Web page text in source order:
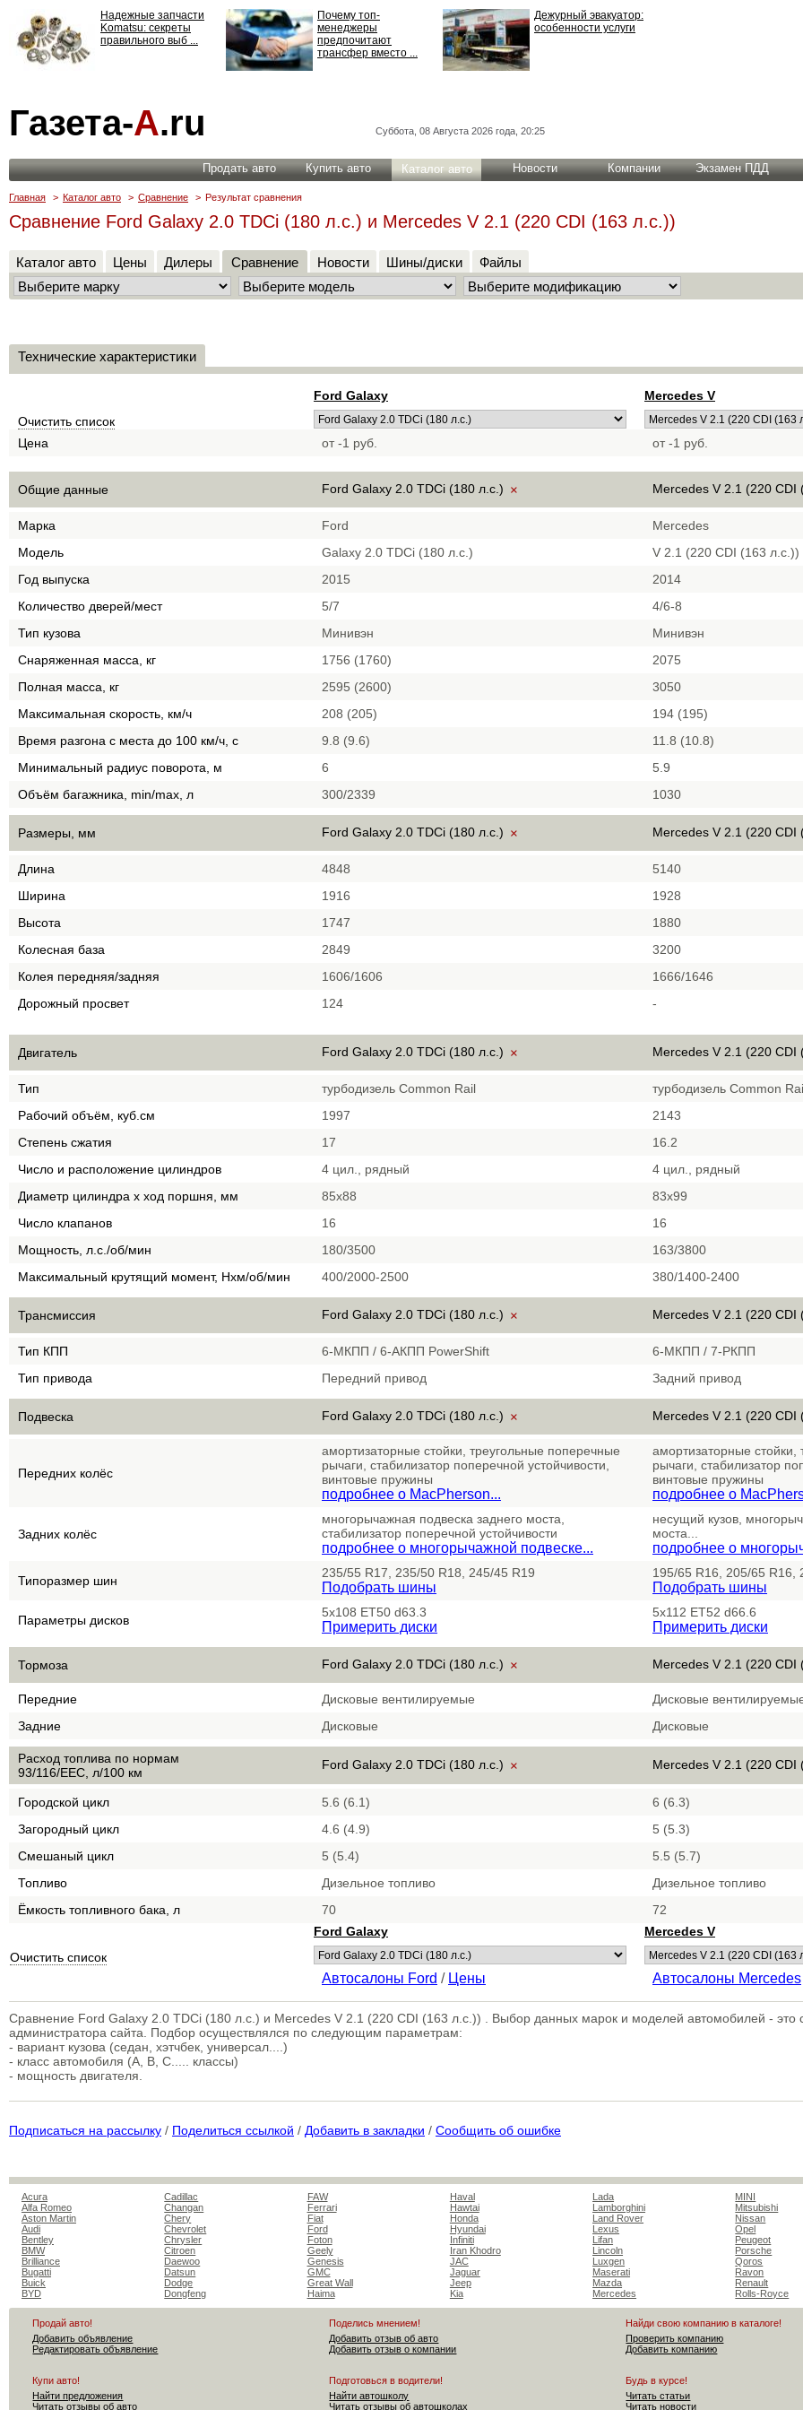
Надежные запчасти
Komatsu: секреты
правильного выб ...
Почему топ-
менеджеры
предпочитают
трансфер вместо ...
Дежурный эвакуатор:
особенности услуги
ответственности: все,
что нужно знать ...
Газета-А.ru Суббота, 08 Августа 2026 года, 20:25
Продать авто Купить авто Каталог авто Новости Компании Экзамен ПДД
Главная > Каталог авто > Сравнение > Результат сравнения
Сравнение Ford Galaxy 2.0 TDCi (180 л.с.) и Mercedes V 2.1 (220 CDI (163 л.с.))
Каталог авто Цены Дилеры Сравнение Новости Шины/диски Файлы
Технические характеристики
Очистить список
Ford Galaxy Mercedes V
Цена от -1 руб. от -1 руб.
Общие данные Ford Galaxy 2.0 TDCi (180 л.с.) × Mercedes V 2.1 (220 CDI
Марка Ford
Mercedes
Модель
Galaxy 2.0 TDCi (180 л.с.)
V 2.1 (220 CDI (163 л.с.))
Год выпуска
2015
2014
Количество дверей/мест
5/7
4/6-8
Тип кузова
Минивэн
Минивэн
Снаряженная масса, кг
1756 (1760)
2075
Полная масса, кг
2595 (2600)
3050
Максимальная скорость, км/ч
208 (205)
194 (195)
Время разгона с места до 100 км/ч, с
9.8 (9.6)
11.8 (10.8)
Минимальный радиус поворота, м
6
5.9
Объём багажника, min/max, л
300/2339 1030
Размеры, мм Ford Galaxy 2.0 TDCi (180 л.с.) × Mercedes V 2.1 (220 CDI
Длина 4848
5140
Ширина
1916
1928
Высота
1747
1880
Колесная база
2849
3200
Колея передняя/задняя
1606/1606
1666/1646
Дорожный просвет
124 -
Двигатель Ford Galaxy 2.0 TDCi (180 л.с.) × Mercedes V 2.1 (220 CDI
Тип турбодизель Common Rail
турбодизель Common
Рабочий объём, куб.см
1997
2143
Степень сжатия
17
16.2
Число и расположение цилиндров
4 цил., рядный
4 цил., рядный
Диаметр цилиндра х ход поршня, мм
85x88
83x99
Число клапанов
16
16
Мощность, л.с./об/мин
180/3500
163/3800
Максимальный крутящий момент, Нхм/об/мин
400/2000-2500 380/1400-2400
Трансмиссия Ford Galaxy 2.0 TDCi (180 л.с.) × Mercedes V 2.1 (220 CDI
Тип КПП 6-МКПП / 6-АКПП PowerShift
6-МКПП / 7-РКПП
Тип привода
Передний привод Задний привод
Подвеска Ford Galaxy 2.0 TDCi (180 л.с.) × Mercedes V 2.1 (220 CDI
Передних колёс
амортизаторные стойки, треугольные поперечные
рычаги, стабилизатор поперечной устойчивости,
винтовые пружины
подробнее о MacPherson...
амортизаторные
рычаги, стабилизатор
винтовые пружины
подробнее о
Задних колёс
многорычажная подвеска заднего моста,
стабилизатор поперечной устойчивости
подробнее о многорычажной подвеске...
несущий кузов,
моста...
подробнее о
Типоразмер шин
235/55 R17, 235/50 R18, 245/45 R19
Подобрать шины
195/65 R16, 205/65 R16,
Подобрать шины
Параметры дисков
5x108 ET50 d63.3
Примерить диски
5x112 ET52 d66.6
Примерить диски
Тормоза Ford Galaxy 2.0 TDCi (180 л.с.) × Mercedes V 2.1 (220 CDI
Передние Дисковые вентилируемые
Дисковые
Задние
Дисковые Дисковые
Расход топлива по нормам
93/116/EEC, л/100 км
Ford Galaxy 2.0 TDCi (180 л.с.) × Mercedes V 2.1 (220 CDI
Городской цикл 5.6 (6.1)
6 (6.3)
Загородный цикл
4.6 (4.9)
5 (5.3)
Смешаный цикл
5 (5.4)
5.5 (5.7)
Топливо
Дизельное топливо
Дизельное топливо
Ёмкость топливного бака, л
70 72
Очистить список
Ford Galaxy Mercedes V
Автосалоны Ford / Цены Автосалоны Mercedes
Сравнение Ford Galaxy 2.0 TDCi (180 л.с.) и Mercedes V 2.1 (220 CDI (163 л.с.)) . Выбор данных марок и моделей автомобилей - это
администратора сайта. Подбор осуществлялся по следующим параметрам:
- вариант кузова (седан, хэтчбек, универсал....)
- класс автомобиля (A, B, C..... классы)
- мощность двигателя.
Подписаться на рассылку / Поделиться ссылкой / Добавить в закладки / Сообщить об ошибке
Acura
Alfa Romeo
Aston Martin
Audi
Bentley
BMW
Brilliance
Bugatti
Buick
BYD
Cadillac
Changan
Chery
Chevrolet
Chrysler
Citroen
Daewoo
Datsun
Dodge
Dongfeng
FAW
Ferrari
Fiat
Ford
Foton
Geely
Genesis
GMC
Great Wall
Haima
Haval
Hawtai
Honda
Hyundai
Infiniti
Iran Khodro
JAC
Jaguar
Jeep
Kia
Lada
Lamborghini
Land Rover
Lexus
Lifan
Lincoln
Luxgen
Maserati
Mazda
Mercedes
MINI
Mitsubishi
Nissan
Opel
Peugeot
Porsche
Qoros
Ravon
Renault
Rolls-Royce
Продай авто!
Добавить объявление
Редактировать объявление
Поделись мнением!
Добавить отзыв об авто
Добавить отзыв о компании
Найди свою компанию в каталоге!
Проверить компанию
Добавить компанию
Купи авто!
Найти предложения
Читать отзывы об авто
Подготовься в водители!
Найти автошколу
Читать отзывы об автошколах
Будь в курсе!
Читать статьи
Читать новости